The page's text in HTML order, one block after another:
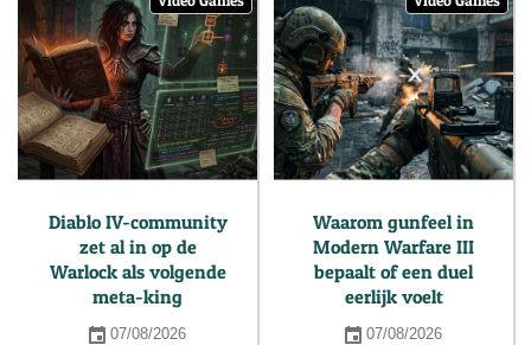
Diablo IV-community
zet al in op de
Warlock als volgende
meta-king
07/08/2026
Waarom gunfeel in
Modern Warfare III
bepaalt of een duel
eerlijk voelt
07/08/2026